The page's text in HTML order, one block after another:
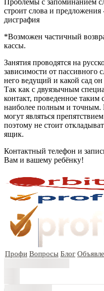
строит слова и
дисграфия
*Возможен частичный
кассы.
Занятия проводятся на
зависимости от пассивного
него ведущий и какой сад
Так как с двуязычным
контакт, проведенное таким
наиболее полным и точным.
могут являться
поэтому не стоит
ящик.
Контактный телефон и
Вам и вашему ребёнку!
Профи Вопросы Блог